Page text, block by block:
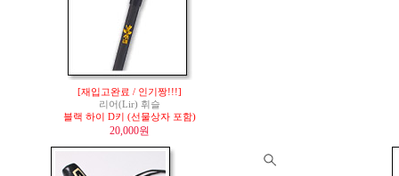
[재입고완료 / 인기짱!!!]
리어(Lir) 휘슬
블랙 하이 D키 (선물상자 포함)
20,000원